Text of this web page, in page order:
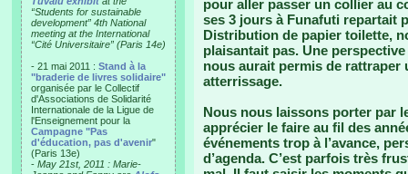
“Students for sustainable
development” 4th National
meeting at the International
“Cité Universitaire” (Paris 14e)
- 21 mai 2011 : Stand à la
"braderie de livres solidaire"
organisée par le Collectif
d'Associations de Solidarité
Internationale de la Ligue de
l'Enseignement pour la
Campagne "Pas
d'éducation, pas d'avenir"
(Paris 13e)
- May 21st, 2011 : Marie-
pour aller passer un collier au
ses 3 jours à Funafuti repartait
Distribution de papier toilette,
plaisantait pas. Une
nous aurait permis de rattraper
atterrissage.
Nous nous laissons porter par
apprécier le faire au fil des
événements trop à l’avance,
d’agenda. C’est parfois très